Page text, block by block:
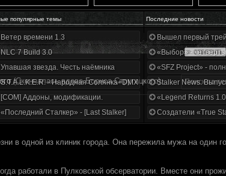
популярные темы Последние новости
и сюжет | Разбор трейлера
Ветер времени 1.3
7 Build 3.0
Упавшая звезда. Честь наёмника
- Народная Солянка+DMX 1.3.5.ООП.МА.К.
[COM] Аддоны, модификации.
«Последний Сталкер» - [Last Stalker]
Вышел первый
«Выбор» -
«SFZ Project» -
Stalker News.
«Legend Returns
Создатели «True
(Скончалась вдова Бориса Стругацкого)
в одной из клиник города. Она пережила мужа на один
работали в Пулковской обсерватории. Вместе они